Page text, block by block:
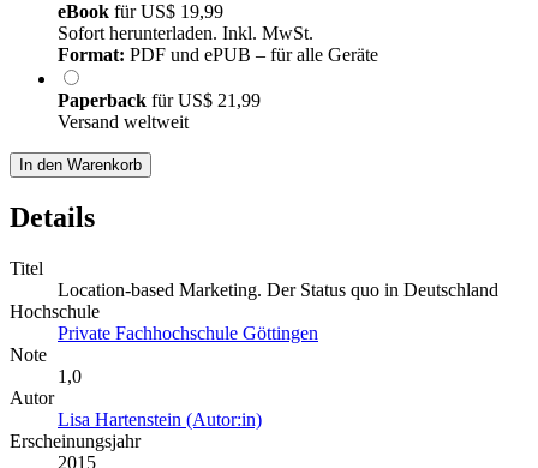
eBook fürUS$ 19,99
Sofort herunterladen. Inkl. MwSt.
Format: PDF und ePUB – für alle Geräte
Paperback fürUS$ 21,99
Versand weltweit
In den Warenkorb
Details
Titel
Location-based Marketing. Der Status quo in Deutschland
Hochschule
Private Fachhochschule Göttingen
Note
1,0
Autor
Lisa Hartenstein (Autor:in)
Erscheinungsjahr
2015